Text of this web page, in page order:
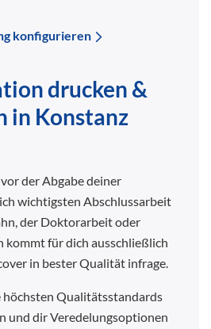
konfigurieren
drucken &
in Konstanz
der Abgabe deiner
wichtigsten Abschlussarbeit
der Doktorarbeit oder
kommt für dich ausschließlich
in bester Qualität infrage.
höchsten Qualitätsstandards
und dir Veredelungsoptionen